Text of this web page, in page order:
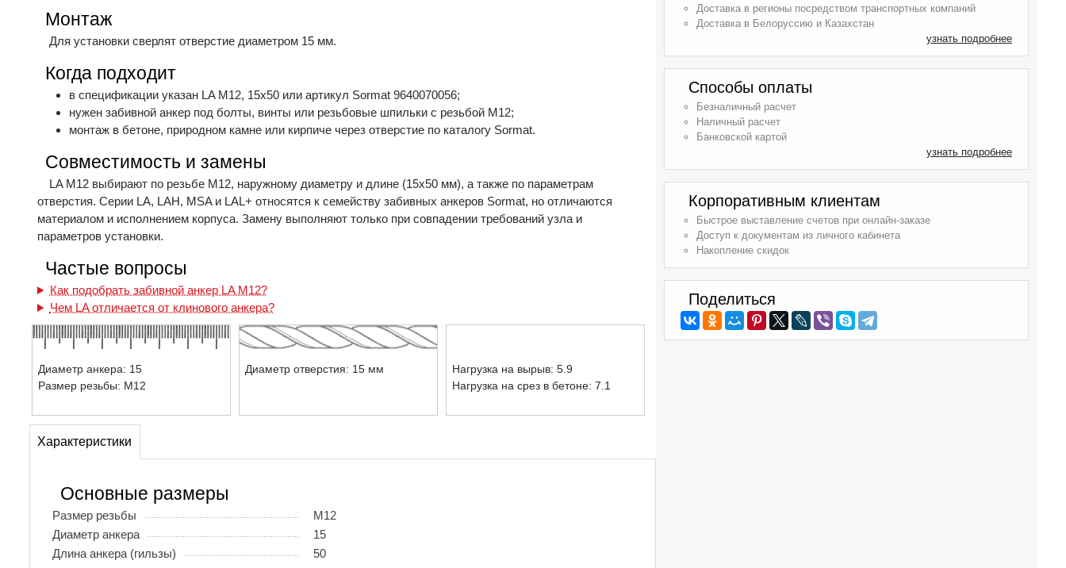
Монтаж
Для установки сверлят отверстие диаметром 15 мм.
Когда подходит
в спецификации указан LA M12, 15х50 или артикул Sormat 9640070056;
нужен забивной анкер под болты, винты или резьбовые шпильки с резьбой М12;
монтаж в бетоне, природном камне или кирпиче через отверстие по каталогу Sormat.
Совместимость и замены
LA M12 выбирают по резьбе М12, наружному диаметру и длине (15х50 мм), а также по параметрам
отверстия. Серии LA, LAH, MSA и LAL+ относятся к семейству забивных анкеров Sormat, но отличаются
материалом и исполнением корпуса. Замену выполняют только при совпадении требований узла и
параметров установки.
Частые вопросы
Как подобрать забивной анкер LA M12?
Чем LA отличается от клинового анкера?
Диаметр анкера: 15
Размер резьбы: М12
Диаметр отверстия: 15 мм
Нагрузка на вырыв: 5.9
Нагрузка на срез в бетоне: 7.1
Характеристики
Основные размеры
Размер резьбы
М12
Диаметр анкера
15
Длина анкера (гильзы)
50
Доставка в регионы посредством транспортных компаний
Доставка в Белоруссию и Казахстан
узнать подробнее
Способы оплаты
Безналичный расчет
Наличный расчет
Банковской картой
узнать подробнее
Корпоративным клиентам
Быстрое выставление счетов при онлайн-заказе
Доступ к документам из личного кабинета
Накопление скидок
Поделиться